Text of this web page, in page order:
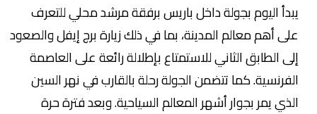
يبدأ اليوم بجولة داخل باريس برفقة مرشد محلي للتعرف
على أهم معالم المدينة، بما في ذلك زيارة برج إيفل والصعود
إلى الطابق الثاني للاستمتاع بإطلالة رائعة على العاصمة
الفرنسية. كما تتضمن الجولة رحلة بالقارب في نهر السين
الذي يمر بجوار أشهر المعالم السياحية. وبعد فترة حرة